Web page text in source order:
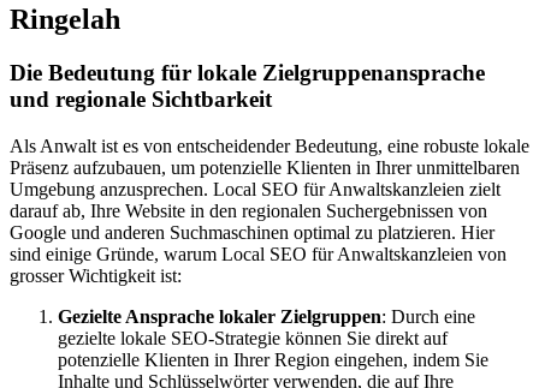
Ringelah
Die Bedeutung für lokale Zielgruppenansprache
und regionale Sichtbarkeit
Als Anwalt ist es von entscheidender Bedeutung, eine robuste lokale
Präsenz aufzubauen, um potenzielle Klienten in Ihrer unmittelbaren
Umgebung anzusprechen. Local SEO für Anwaltskanzleien zielt
darauf ab, Ihre Website in den regionalen Suchergebnissen von
Google und anderen Suchmaschinen optimal zu platzieren. Hier
sind einige Gründe, warum Local SEO für Anwaltskanzleien von
grosser Wichtigkeit ist:
Gezielte Ansprache lokaler Zielgruppen: Durch eine
gezielte lokale SEO-Strategie können Sie direkt auf
potenzielle Klienten in Ihrer Region eingehen, indem Sie
Inhalte und Schlüsselwörter verwenden, die auf Ihre